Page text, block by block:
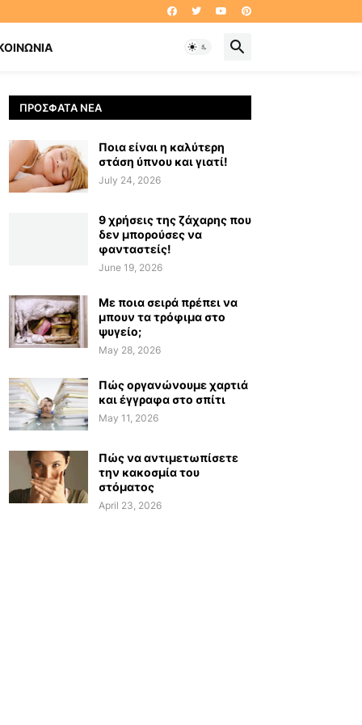
ΠΡΌΣΦΑΤΑ ΝΈΑ
Ποια είναι η καλύτερη
στάση ύπνου και γιατί!
July 24, 2026
9 χρήσεις της ζάχαρης που
δεν μπορούσες να
φανταστείς!
June 19, 2026
Με ποια σειρά πρέπει να
μπουν τα τρόφιμα στο
ψυγείο;
May 28, 2026
Πώς οργανώνουμε χαρτιά
και έγγραφα στο σπίτι
May 11, 2026
Πώς να αντιμετωπίσετε
την κακοσμία του
στόματος
April 23, 2026